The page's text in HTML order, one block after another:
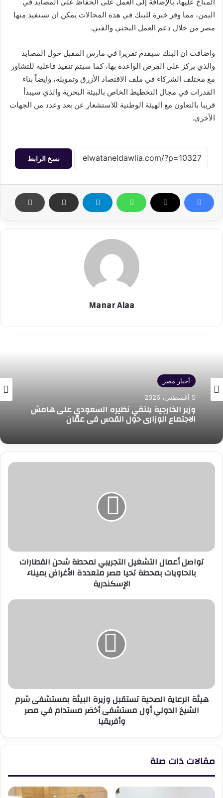
اليمن، مما وفر خبرة للبنك في هذه المجالات يمكن ان تستفيد منها
مصر من خلال دعم العمل البحثي والفني.
واضافت ان البنك سيقدم تقريرا في مارس المقبل حول المصايد
والذي يركز على الفرص الواعدة بها، كما سيتم تنفيذ فاعلية للتشاور
مع مختلف الشركاء في ملف الاقتصاد الأزرق وتمويله، وايضاً بناء
القدرات في مجال التخطيط الخاص بالبيئة البحرية والذي سيبدأ
قريبا بالتعاون مع الهيئة الوطنية للاستشعار عن بعد وعدد من الجهات
الأخرى.
نسخ الرابط
Manar Alaa
أخبار مصر
5 أغسطس، 2026
وزير الخارجية يلتقي نظيره السعودي على هامش
الاجتماع الوزاري حول القدس في عمّان
تواصل
بمحطة
بميناء
تواصل أعمال التشغيل التجريبي لمحطة شحن القطارات
بالحاويات بمحطة تحيا مصر متعددة الأغراض بميناء
الإسكندرية
هيئة
الشيخ
الدولي
مصر
هيئة الرعاية الصحية تستقبل وزيرة البيئة بمستشفى شرم
الشيخ الدولي أول مستشفى أخضر مستدام في مصر
وأفريقيا
مقالات ذات صلة